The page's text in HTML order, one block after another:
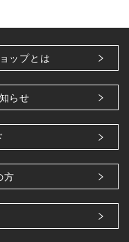
ップとは
らせ
方